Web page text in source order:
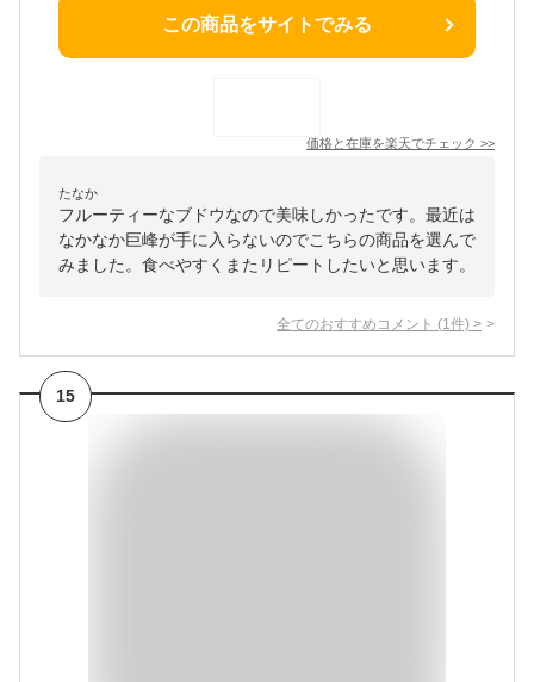
この商品をサイトでみる
価格と在庫を楽天でチェック >>
たなか
フルーティーなブドウなので美味しかったです。最近は
なかなか巨峰が手に入らないのでこちらの商品を選んで
みました。食べやすくまたリピートしたいと思います。
全てのおすすめコメント (1 件) >
15